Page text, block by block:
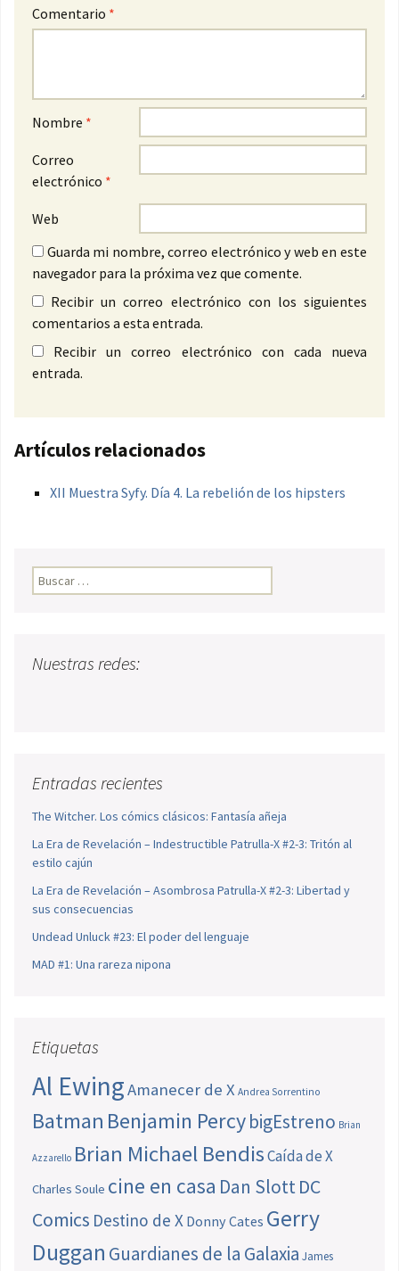
Comentario *
Nombre *
Correo
electrónico *
Web
Guarda mi nombre, correo electrónico y web en este
navegador para la próxima vez que comente.
Recibir un correo electrónico con los siguientes
comentarios a esta entrada.
Recibir un correo electrónico con cada nueva
entrada.
Artículos relacionados
XII Muestra Syfy. Día 4. La rebelión de los hipsters
Buscar:
Nuestras redes:
Entradas recientes
The Witcher. Los cómics clásicos: Fantasía añeja
La Era de Revelación – Indestructible Patrulla-X #2-3: Tritón al
estilo cajún
La Era de Revelación – Asombrosa Patrulla-X #2-3: Libertad y
sus consecuencias
Undead Unluck #23: El poder del lenguaje
MAD #1: Una rareza nipona
Etiquetas
Al EwingAmanecer de X Andrea Sorrentino
Batman Benjamin PercybigEstreno Brian
Azzarello Brian Michael BendisCaída de X
Charles Soule cine en casa Dan SlottDC
Comics Destino de X Donny Cates Gerry
Duggan Guardianes de la Galaxia James